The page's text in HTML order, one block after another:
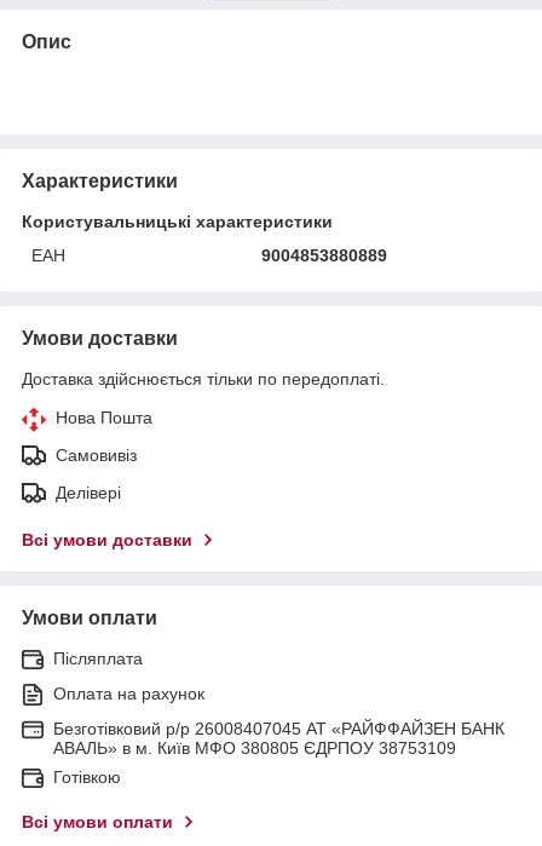
Опис
Характеристики
Користувальницькі характеристики
ЕАН
9004853880889
Умови доставки
Доставка здійснюється тільки по передоплаті.
Нова Пошта
Самовивіз
Делівері
Всі умови доставки
Умови оплати
Післяплата
Оплата на рахунок
Безготівковий р/р 26008407045 АТ «РАЙФФАЙЗЕН БАНК
АВАЛЬ» в м. Київ МФО 380805 ЄДРПОУ 38753109
Готівкою
Всі умови оплати